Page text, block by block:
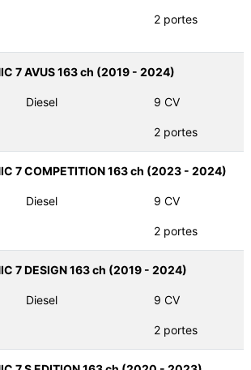
2 portes
7 AVUS 163 ch (2019 - 2024)
Diesel 9 CV
2 portes
7 COMPETITION 163 ch (2023 - 2024)
Diesel 9 CV
2 portes
7 DESIGN 163 ch (2019 - 2024)
Diesel 9 CV
2 portes